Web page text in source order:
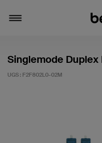
Singlemode Duplex
UGS : F2F802L0-02M